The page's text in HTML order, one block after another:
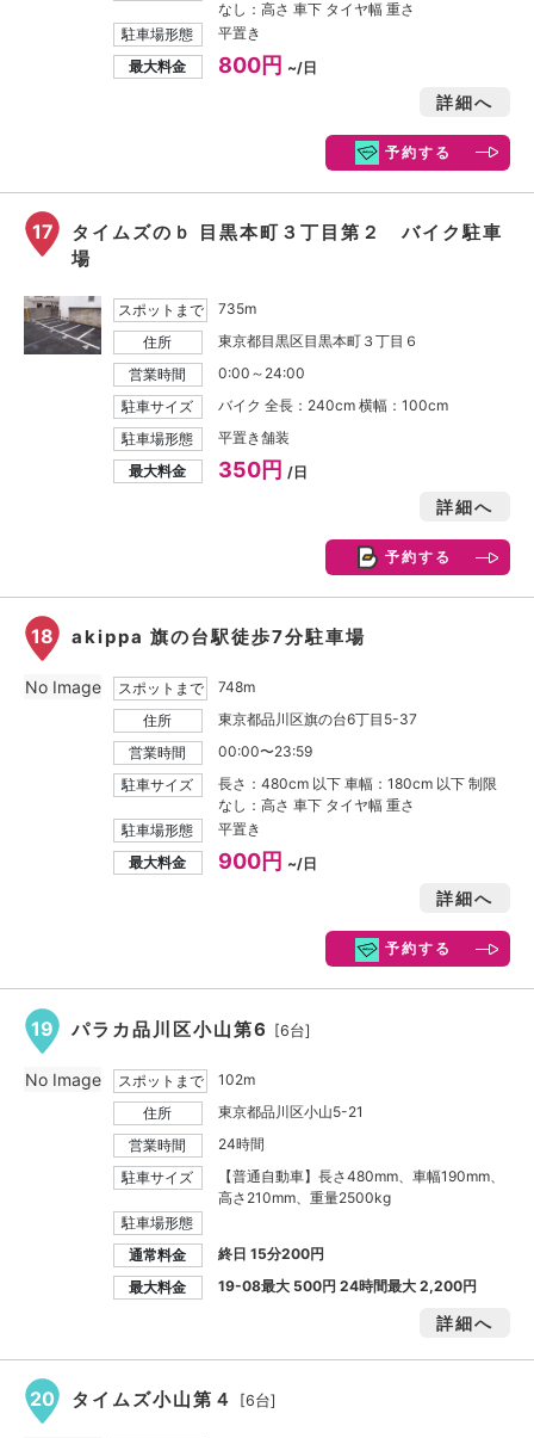
なし：高さ 車下 タイヤ幅 重さ
駐車場形態
平置き
最大料金
800円 ~/日
詳細へ
予約する
17
タイムズのｂ 目黒本町３丁目第２ バイク駐車
場
スポットまで
735m
住所
東京都目黒区目黒本町３丁目６
営業時間
0:00～24:00
駐車サイズ
バイク 全長：240cm 横幅：100cm
駐車場形態
平置き舗装
最大料金
350円 /日
詳細へ
予約する
18 akippa 旗の台駅徒歩7分駐車場
スポットまで
748m
住所
東京都品川区旗の台6丁目5-37
営業時間
00:00〜23:59
駐車サイズ
長さ：480cm 以下 車幅：180cm 以下 制限
なし：高さ 車下 タイヤ幅 重さ
駐車場形態
平置き
最大料金
900円 ~/日
詳細へ
予約する
No Image
19 パラカ品川区小山第6 [6台]
スポットまで
102m
住所
東京都品川区小山5-21
営業時間
24時間
駐車サイズ
【普通自動車】長さ480mm、車幅190mm、
高さ210mm、重量2500kg
駐車場形態
通常料金
終日 15分200円
最大料金
19-08最大 500円24時間最大2,200円
詳細へ
No Image
20 タイムズ小山第４ [6台]